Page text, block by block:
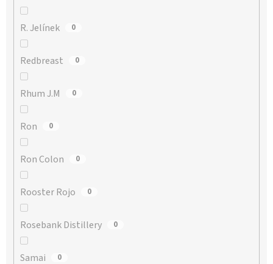
R. Jelínek 0
Redbreast 0
Rhum J.M 0
Ron 0
Ron Colon 0
Rooster Rojo 0
Rosebank Distillery 0
Samai 0